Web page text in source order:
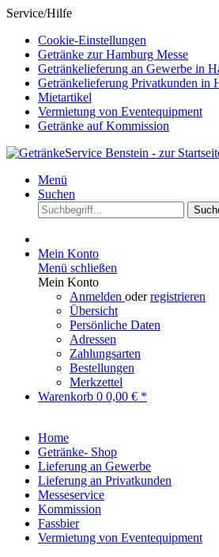
Service/Hilfe
Cookie-Einstellungen
Getränke zur Hamburg Messe
Getränkelieferung an Gewerbe in
Getränkelieferung Privatkunden in
Mietartikel
Vermietung von Eventequipment
Getränke auf Kommission
Menü
Suchen
Mein Konto
Menü schließen
Mein Konto
Anmelden oderregistrieren
Übersicht
Persönliche Daten
Adressen
Zahlungsarten
Bestellungen
Merkzettel
Warenkorb 0 0,00 € *
Home
Getränke- Shop
Lieferung an Gewerbe
Lieferung an Privatkunden
Messeservice
Kommission
Fassbier
Vermietung von Eventequipment